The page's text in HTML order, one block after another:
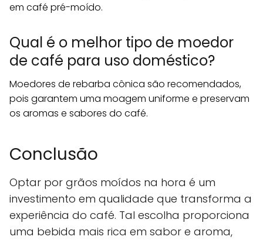
em café pré-moído.
Qual é o melhor tipo de moedor
de café para uso doméstico?
Moedores de rebarba cônica são recomendados,
pois garantem uma moagem uniforme e preservam
os aromas e sabores do café.
Conclusão
Optar por grãos moídos na hora é um
investimento em qualidade que transforma a
experiência do café. Tal escolha proporciona
uma bebida mais rica em sabor e aroma,